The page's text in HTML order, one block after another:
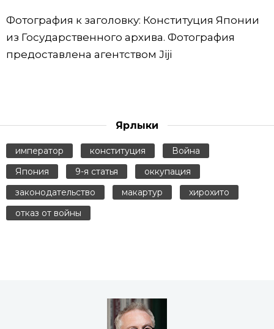
Фотография к заголовку: Конституция Японии
из Государственного архива. Фотография
предоставлена агентством Jiji
Ярлыки
император конституция
Война
Япония
9-я статья
оккупация
законодательство
макартур
хирохито
отказ от войны